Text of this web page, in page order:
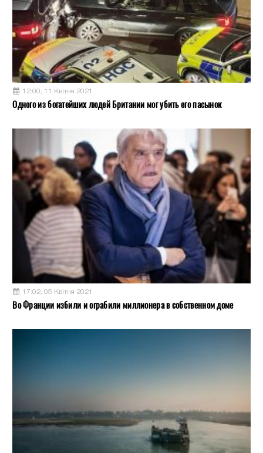
12:00, 11 Квітня 2021
Одного из богатейших людей Британии мог убить его пасынок
17:02, 05 Квітня 2021
Во Франции избили и ограбили миллионера в собственном доме